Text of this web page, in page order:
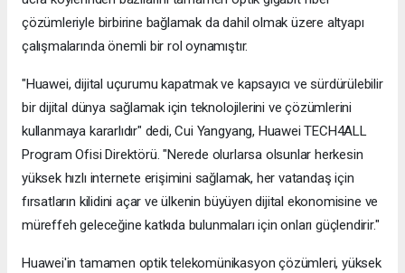
çözümleriyle birbirine bağlamak da dahil olmak üzere altyapı
çalışmalarında önemli bir rol oynamıştır.
"Huawei, dijital uçurumu kapatmak ve kapsayıcı ve sürdürülebilir
bir dijital dünya sağlamak için teknolojilerini ve çözümlerini
kullanmaya kararlıdır" dedi, Cui Yangyang, Huawei TECH4ALL
Program Ofisi Direktörü. "Nerede olurlarsa olsunlar herkesin
yüksek hızlı internete erişimini sağlamak, her vatandaş için
fırsatların kilidini açar ve ülkenin büyüyen dijital ekonomisine ve
müreffeh geleceğine katkıda bulunmaları için onları güçlendirir."
Huawei'in tamamen optik telekomünikasyon çözümleri, yüksek